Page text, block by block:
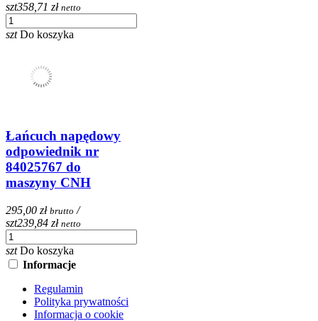
szt358,71 zł netto
szt Do koszyka
Łańcuch napędowy
odpowiednik nr
84025767 do
maszyny CNH
295,00 zł brutto /
szt239,84 zł netto
szt Do koszyka
Informacje
Regulamin
Polityka prywatności
Informacja o cookie